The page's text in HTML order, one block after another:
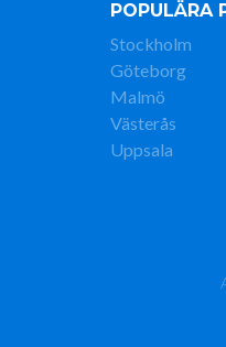
POPULÄRA
Stockholm
Göteborg
Malmö
Västerås
Uppsala